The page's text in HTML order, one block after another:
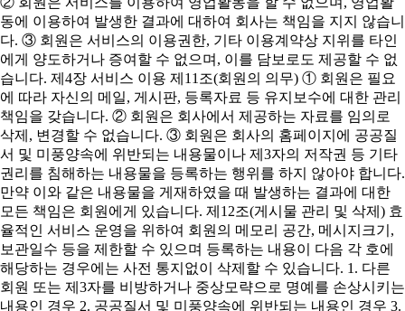
동에 이용하여 발생한 결과에 대하여 회사는 책임을 지지 않습니
다. ③ 회원은 서비스의 이용권한, 기타 이용계약상 지위를 타인
에게 양도하거나 증여할 수 없으며, 이를 담보로도 제공할 수 없
습니다. 제4장 서비스 이용 제11조(회원의 의무) ① 회원은 필요
에 따라 자신의 메일, 게시판, 등록자료 등 유지보수에 대한 관리
책임을 갖습니다. ② 회원은 회사에서 제공하는 자료를 임의로
삭제, 변경할 수 없습니다. ③ 회원은 회사의 홈페이지에 공공질
서 및 미풍양속에 위반되는 내용물이나 제3자의 저작권 등 기타
권리를 침해하는 내용물을 등록하는 행위를 하지 않아야 합니다.
만약 이와 같은 내용물을 게재하였을 때 발생하는 결과에 대한
모든 책임은 회원에게 있습니다. 제12조(게시물 관리 및 삭제) 효
율적인 서비스 운영을 위하여 회원의 메모리 공간, 메시지크기,
보관일수 등을 제한할 수 있으며 등록하는 내용이 다음 각 호에
해당하는 경우에는 사전 통지없이 삭제할 수 있습니다. 1. 다른
회원 또는 제3자를 비방하거나 중상모략으로 명예를 손상시키는
내용인 경우 2. 공공질서 및 미풍양속에 위반되는 내용인 경우 3.